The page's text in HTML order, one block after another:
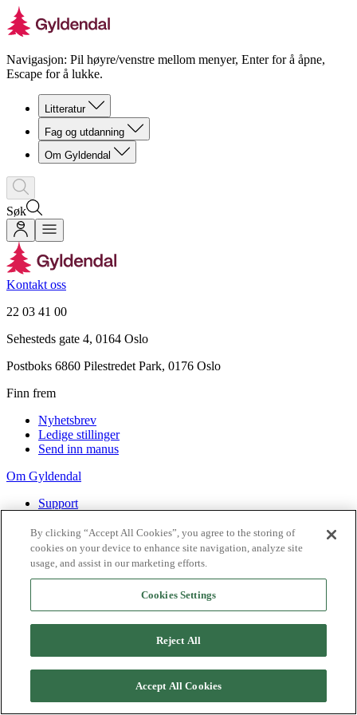
Navigasjon: Pil høyre/venstre mellom menyer, Enter for å åpne,
Escape for å lukke.
Litteratur
Fag og utdanning
Om Gyldendal
Søk
Kontakt oss
22 03 41 00
Sehesteds gate 4, 0164 Oslo
Postboks 6860 Pilestredet Park, 0176 Oslo
Finn frem
Nyhetsbrev
Ledige stillinger
Send inn manus
Om Gyldendal
Support
Agency
2026Gyldendal
Personvernerklæringer
Informasjonskapsler
By clicking “Accept All Cookies”, you agree to the storing of
cookies on your device to enhance site navigation, analyze site
usage, and assist in our marketing efforts.
Cookies Settings
Reject All
Accept All Cookies